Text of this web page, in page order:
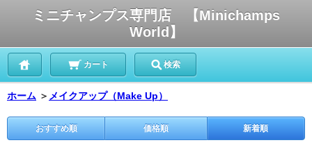
ミニチャンプス専門店 【Minichamps
World】
カート 検索
ホーム ＞ メイクアップ（Make Up）
おすすめ順 価格順 新着順